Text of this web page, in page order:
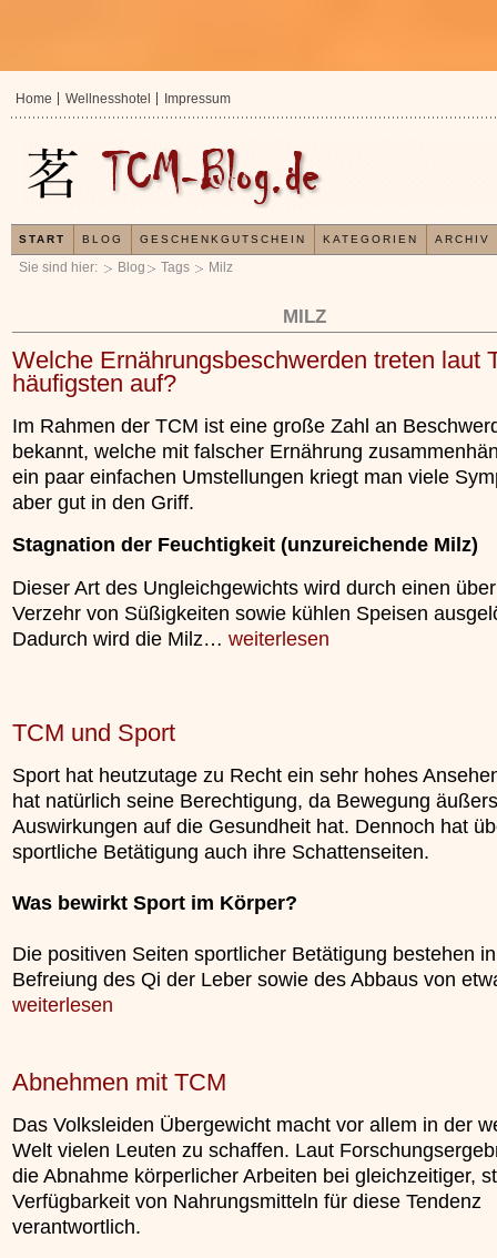
Sie sind hier: Blog Tags Milz
MILZ
Welche Ernährungsbeschwerden treten laut
häufigsten auf?
Im Rahmen der TCM ist eine große Zahl an
bekannt, welche mit falscher Ernährung
ein paar einfachen Umstellungen kriegt man viele
aber gut in den Griff.
Stagnation der Feuchtigkeit (unzureichende Milz)
Dieser Art des Ungleichgewichts wird durch einen
Verzehr von Süßigkeiten sowie kühlen Speisen
Dadurch wird die Milz… weiterlesen
TCM und Sport
Sport hat heutzutage zu Recht ein sehr hohes
hat natürlich seine Berechtigung, da Bewegung
Auswirkungen auf die Gesundheit hat. Dennoch hat
sportliche Betätigung auch ihre Schattenseiten.
Was bewirkt Sport im Körper?
Die positiven Seiten sportlicher Betätigung bestehen
Befreiung des Qi der Leber sowie des Abbaus von
weiterlesen
Abnehmen mit TCM
Das Volksleiden Übergewicht macht vor allem in der
Welt vielen Leuten zu schaffen. Laut
die Abnahme körperlicher Arbeiten bei gleichzeitiger,
Verfügbarkeit von Nahrungsmitteln für diese Tendenz
verantwortlich.
In der TCM sind Experten der Meinung, dass
Home Wellnesshotel Impressum
START BLOG GESCHENKGUTSCHEIN KATEGORIEN ARCHIV